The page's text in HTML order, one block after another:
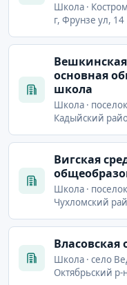
Школа ·
г, Фрунзе ул, 14
основная
школа
Школа ·
Кадыйский
Вигская
Школа ·
Чухломский
Власовская
Школа · село
Октябрьский